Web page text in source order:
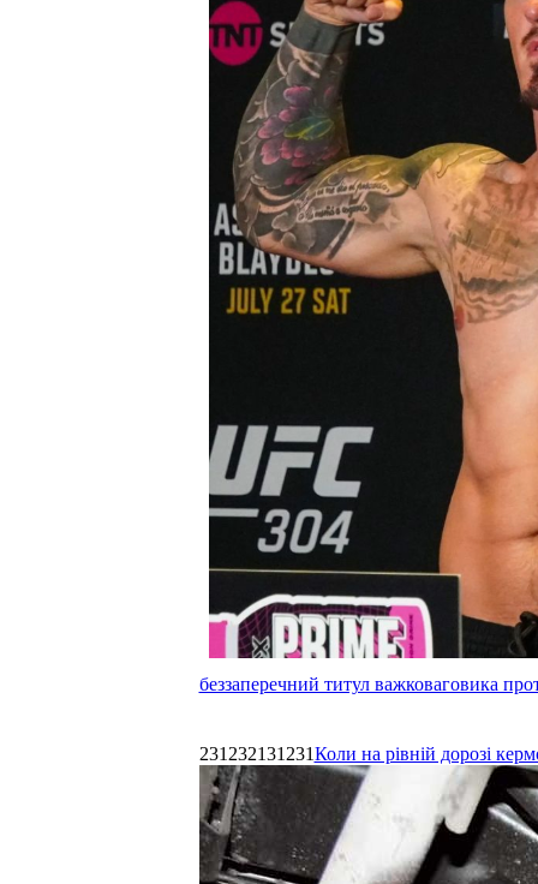
беззаперечний титул важковаговика
231232131231Коли на рівній дорозі